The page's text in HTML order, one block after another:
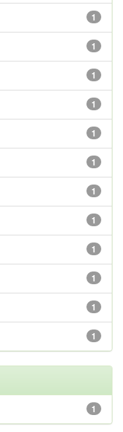
1
1
1
1
1
1
1
1
1
1
1
1
1